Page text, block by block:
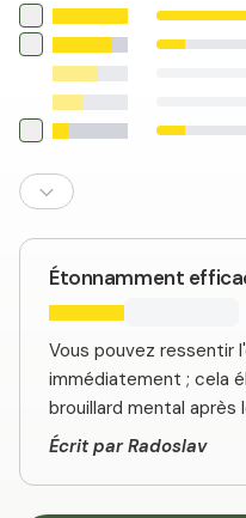
Étonnamment
Vous pouvez ressentir
immédiatement ; cela
brouillard mental après
Écrit par Radoslav